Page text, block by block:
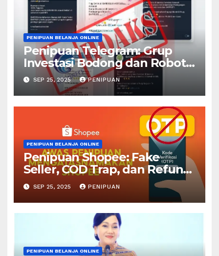
PENIPUAN BELANJA ONLINE
Penipuan Telegram: Grup
Investasi Bodong dan Robot…
SEP 25, 2025 PENIPUAN
PENIPUAN BELANJA ONLINE
Penipuan Shopee: Fake
Seller, COD Trap, dan Refund
Palsu
SEP 25, 2025 PENIPUAN
PENIPUAN BELANJA ONLINE